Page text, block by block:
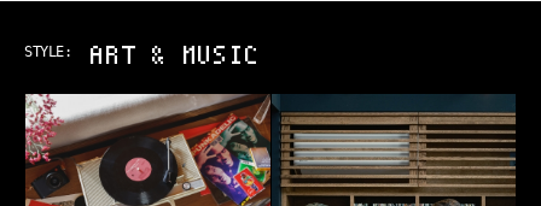
STYLE: ART & MUSIC